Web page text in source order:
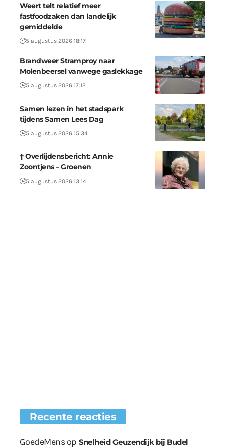
Weert telt relatief meer
fastfoodzaken dan landelijk
gemiddelde
5 augustus 2026 18:17
Brandweer Stramproy naar
Molenbeersel vanwege gaslekkage
5 augustus 2026 17:12
Samen lezen in het stadspark
tijdens Samen Lees Dag
5 augustus 2026 15:34
† Overlijdensbericht: Annie
Zoontjens – Groenen
5 augustus 2026 13:14
Recente reacties
GoedeMensop Snelheid Geuzendijk bij Budel